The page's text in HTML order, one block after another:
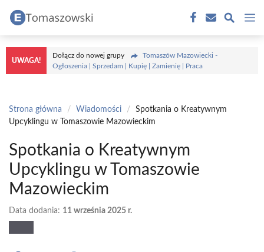
treści
UWAGA!
Dołącz do nowej grupy
Tomaszów Mazowiecki -
Ogłoszenia | Sprzedam | Kupię | Zamienię | Praca
Strona główna / Wiadomości /
Spotkania o Kreatywnym
Upcyklingu w Tomaszowie Mazowieckim
Spotkania o Kreatywnym
Upcyklingu w Tomaszowie
Mazowieckim
Data dodania: 11 września 2025 r.